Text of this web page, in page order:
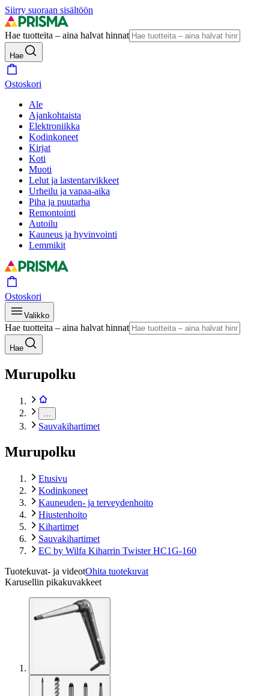
Siirry suoraan sisältöön
Hae tuotteita – aina halvat hinnat
Hae
Ostoskori
Ale
Ajankohtaista
Elektroniikka
Kodinkoneet
Kirjat
Koti
Muoti
Lelut ja lastentarvikkeet
Urheilu ja vapaa-aika
Piha ja puutarha
Remontointi
Autoilu
Kauneus ja hyvinvointi
Lemmikit
Ostoskori
Valikko
Hae tuotteita – aina halvat hinnat
Hae
Murupolku
Sauvakihartimet
Murupolku
Etusivu
Kodinkoneet
Kauneuden- ja terveydenhoito
Hiustenhoito
Kihartimet
Sauvakihartimet
EC by Wilfa Kiharrin Twister HC1G-160
Tuotekuvat- ja videotOhita tuotekuvat
Karusellin pikakuvakkeet